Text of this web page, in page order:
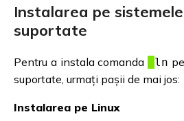
Instalarea pe
suportate
Pentru a instala comanda ln
suportate, urmați pașii de mai jos:
Instalarea pe Linux